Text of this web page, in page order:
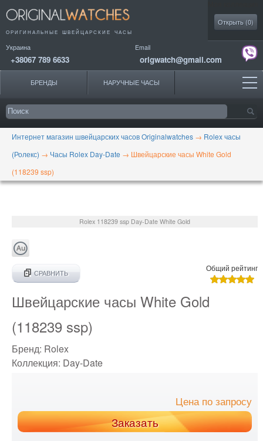
ОРИГИНАЛЬНЫЕ ШВЕЙЦАРСКИЕ ЧАСЫ
Украина
+38067 789 6633
Email
origwatch@gmail.com
Открыть (0)
БРЕНДЫ НАРУЧНЫЕ ЧАСЫ
Интернет магазин швейцарских часов Originalwatches → Rolex часы
(Ролекс) → Часы Rolex Day-Date → Швейцарские часы White Gold
(118239 ssp)
Rolex 118239 ssp Day-Date White Gold
СРАВНИТЬ
Общий рейтинг
Швейцарские часы White Gold
(118239 ssp)
Бренд: Rolex
Коллекция: Day-Date
Цена по запросу
Заказать